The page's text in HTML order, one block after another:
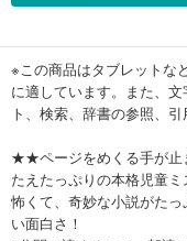
※この商品はタブレットな
に適しています。また、
ト、検索、辞書の参照、
★★ページをめくる手が
たえたっぷりの本格児童ミ
怖くて、奇妙な小説がた
い面白さ！